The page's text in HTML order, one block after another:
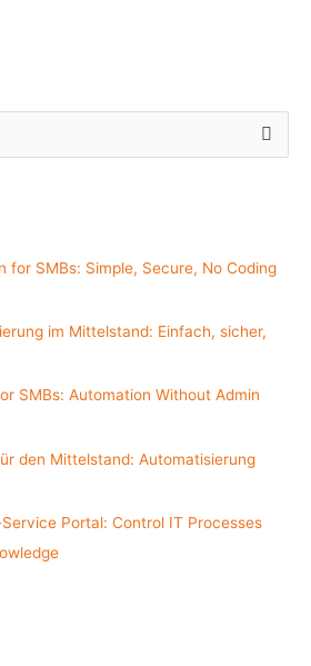
for SMBs: Simple, Secure, No Coding
im Mittelstand: Einfach, sicher,
SMBs: Automation Without Admin
den Mittelstand: Automatisierung
Portal: Control IT Processes